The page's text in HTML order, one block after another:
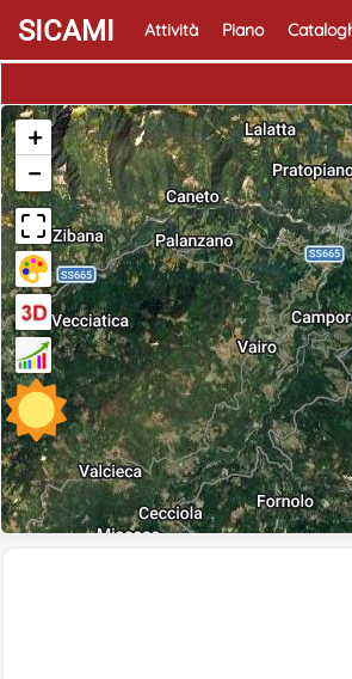
SICAMI Attività Piano
+
−